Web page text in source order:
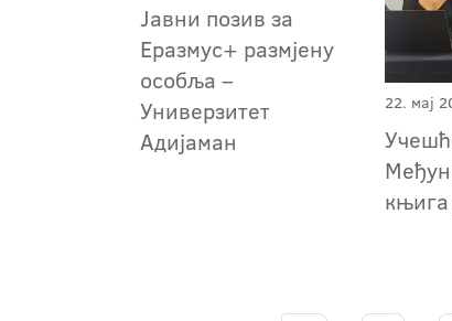
Јавни позив за
Еразмус+ размјену
особља –
Универзитет
Адијаман
22. мај